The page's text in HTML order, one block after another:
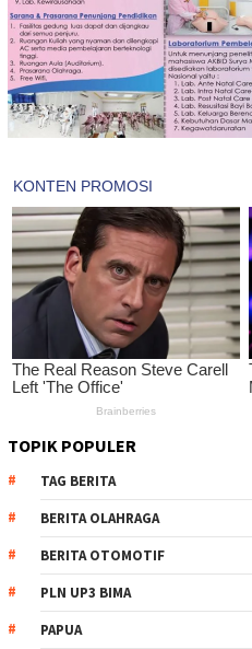
TOPIK POPULER
TAG BERITA
BERITA OLAHRAGA
BERITA OTOMOTIF
PLN UP3 BIMA
PAPUA